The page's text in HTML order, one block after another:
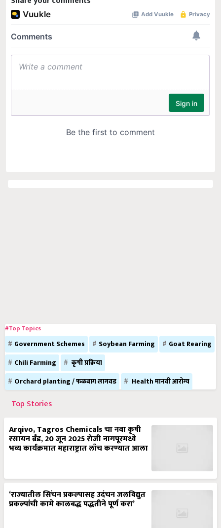
#Top Topics
Government Schemes Soybean Farming
Goat Rearing
Chili Farming
कृषी प्रक्रिया
Orchard planting / फळबाग लागवड
Health मानवी आरोग्य
Top Stories
Arqivo, Tagros Chemicals चा नवा कृषी
रसायन ब्रँड, 20 जून 2025 रोजी नागपूरमध्ये
भव्य कार्यक्रमात महाराष्ट्रात लाँच करण्यात आला
‘राज्यातील सिंचन प्रकल्पासह उदंचन जलविद्युत
प्रकल्पांची कामे कालबद्ध पद्धतीने पूर्ण करा’